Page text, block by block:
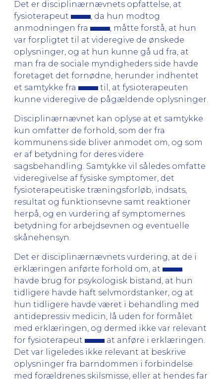
Det er disciplinærnævnets opfattelse, at
fysioterapeut
, da hun modtog
anmodningen fra
, måtte forstå, at hun
var forpligtet til at videregive de ønskede
oplysninger, og at hun kunne gå ud fra, at
man fra de sociale myndigheders side havde
foretaget det fornødne, herunder indhentet
et samtykke fra
til, at fysioterapeuten
kunne videregive de pågældende oplysninger.
Disciplinærnævnet kan oplyse at et samtykke
kun omfatter de forhold, som der fra
kommunens side bliver anmodet om, og som
er af betydning for deres videre
sagsbehandling. Samtykke vil således omfatte
videregivelse af fysiske symptomer, det
fysioterapeutiske træningsforløb, indsats,
resultat og funktionsevne samt reaktioner
herpå, og en vurdering af symptomernes
betydning for arbejdsevnen og eventuelle
skånehensyn.
Det er disciplinærnævnets vurdering, at de i
erklæringen anførte forhold om, at
havde brug for psykologisk bistand, at hun
tidligere havde haft selvmordstanker, og at
hun tidligere havde været i behandling med
antidepressiv medicin, lå uden for formålet
med erklæringen, og dermed ikke var relevant
for fysioterapeut
at anføre i erklæringen.
Det var ligeledes ikke relevant at beskrive
oplysninger fra barndommen i forbindelse
med forældrenes skilsmisse, eller at hendes far